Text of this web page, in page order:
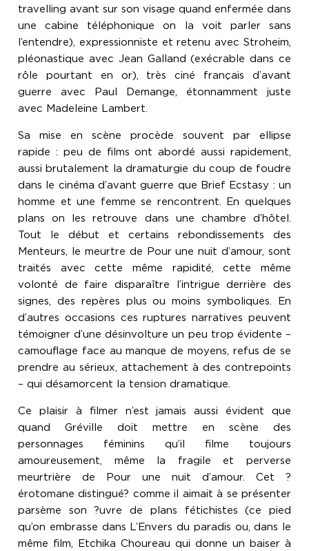
travelling avant sur son visage quand enfermée dans
une cabine téléphonique on la voit parler sans
l’entendre), expressionniste et retenu avec Stroheim,
pléonastique avec Jean Galland (exécrable dans ce
rôle pourtant en or), très ciné français d’avant
guerre avec Paul Demange, étonnamment juste
avec Madeleine Lambert.
Sa mise en scène procède souvent par ellipse
rapide : peu de films ont abordé aussi rapidement,
aussi brutalement la dramaturgie du coup de foudre
dans le cinéma d’avant guerre que Brief Ecstasy : un
homme et une femme se rencontrent. En quelques
plans on les retrouve dans une chambre d’hôtel.
Tout le début et certains rebondissements des
Menteurs, le meurtre de Pour une nuit d’amour, sont
traités avec cette même rapidité, cette même
volonté de faire disparaître l’intrigue derrière des
signes, des repères plus ou moins symboliques. En
d’autres occasions ces ruptures narratives peuvent
témoigner d’une désinvolture un peu trop évidente –
camouflage face au manque de moyens, refus de se
prendre au sérieux, attachement à des contrepoints
– qui désamorcent la tension dramatique.
Ce plaisir à filmer n’est jamais aussi évident que
quand Gréville doit mettre en scène des
personnages féminins qu’il filme toujours
amoureusement, même la fragile et perverse
meurtrière de Pour une nuit d’amour. Cet ?
érotomane distingué? comme il aimait à se présenter
parsème son ?uvre de plans fétichistes (ce pied
qu’on embrasse dans L’Envers du paradis ou, dans le
même film, Etchika Choureau qui donne un baiser à